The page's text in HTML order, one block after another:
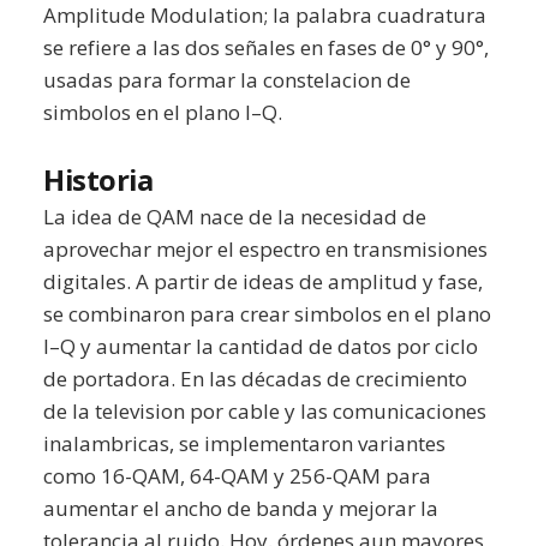
Amplitude Modulation; la palabra cuadratura
se refiere a las dos señales en fases de 0° y 90°,
usadas para formar la constelacion de
simbolos en el plano I–Q.
Historia
La idea de QAM nace de la necesidad de
aprovechar mejor el espectro en transmisiones
digitales. A partir de ideas de amplitud y fase,
se combinaron para crear simbolos en el plano
I–Q y aumentar la cantidad de datos por ciclo
de portadora. En las décadas de crecimiento
de la television por cable y las comunicaciones
inalambricas, se implementaron variantes
como 16-QAM, 64-QAM y 256-QAM para
aumentar el ancho de banda y mejorar la